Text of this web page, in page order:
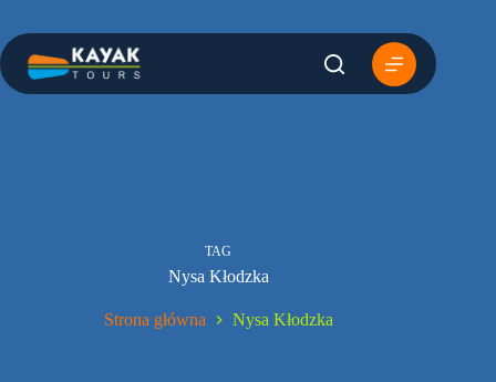
treści
TAG
Nysa Kłodzka
Strona główna Nysa Kłodzka